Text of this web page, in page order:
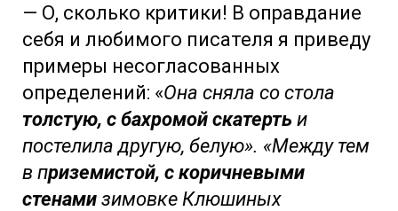
— О, сколько критики! В оправдание
себя и любимого писателя я приведу
примеры несогласованных
определений: «Она сняла со стола
толстую, с бахромой скатерть и
постелила другую, белую». «Между тем
в приземистой, с коричневыми
стенами зимовке Клюшиных